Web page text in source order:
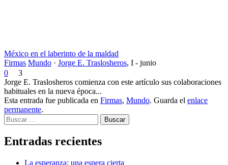
México en el laberinto de la maldad
Firmas Mundo · Jorge E. Traslosheros, I - junio
0
3
Jorge E. Traslosheros comienza con este artículo sus colaboraciones
habituales en la nueva época...
Esta entrada fue publicada en Firmas, Mundo. Guarda el enlace
permanente.
Buscar
Entradas recientes
La esperanza: una espera cierta